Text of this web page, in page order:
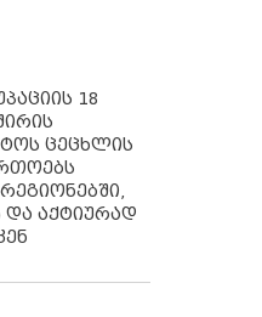
18
ცეცხლის
და აქტიურად